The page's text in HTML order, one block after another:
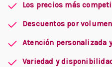
Los precios más
Descuentos por
Atención personalizada
Variedad y